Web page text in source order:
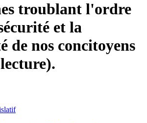
troublant l'ordre
et la
de nos concitoyens